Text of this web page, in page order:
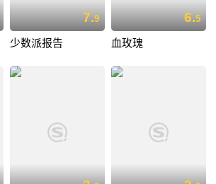
7.9
少数派报告
6.5
血玫瑰